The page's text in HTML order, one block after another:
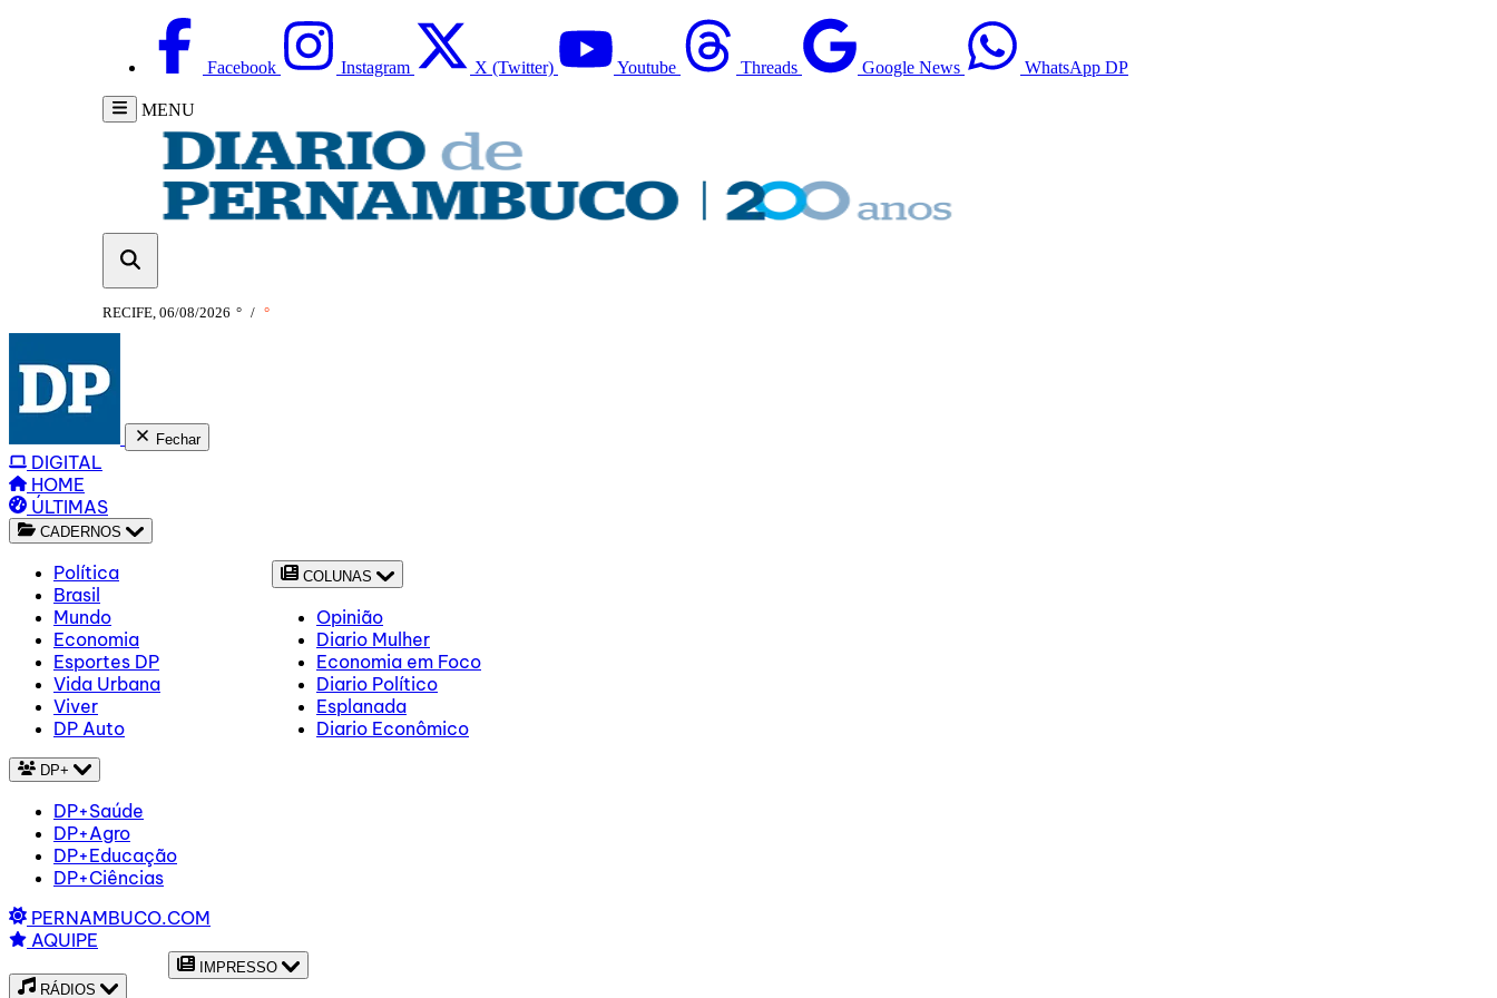
Facebook Instagram X (Twitter) Youtube Threads Google News WhatsApp DP
MENU
RECIFE, 06/08/2026 ° / °
Fechar
DIGITAL
HOME
ÚLTIMAS
CADERNOS
Política
Brasil
Mundo
Economia
Esportes DP
Vida Urbana
Viver
DP Auto
COLUNAS
Opinião
Diario Mulher
Economia em Foco
Diario Político
Esplanada
Diario Econômico
DP+
DP+Saúde
DP+Agro
DP+Educação
DP+Ciências
PERNAMBUCO.COM
AQUIPE
RÁDIOS
IMPRESSO